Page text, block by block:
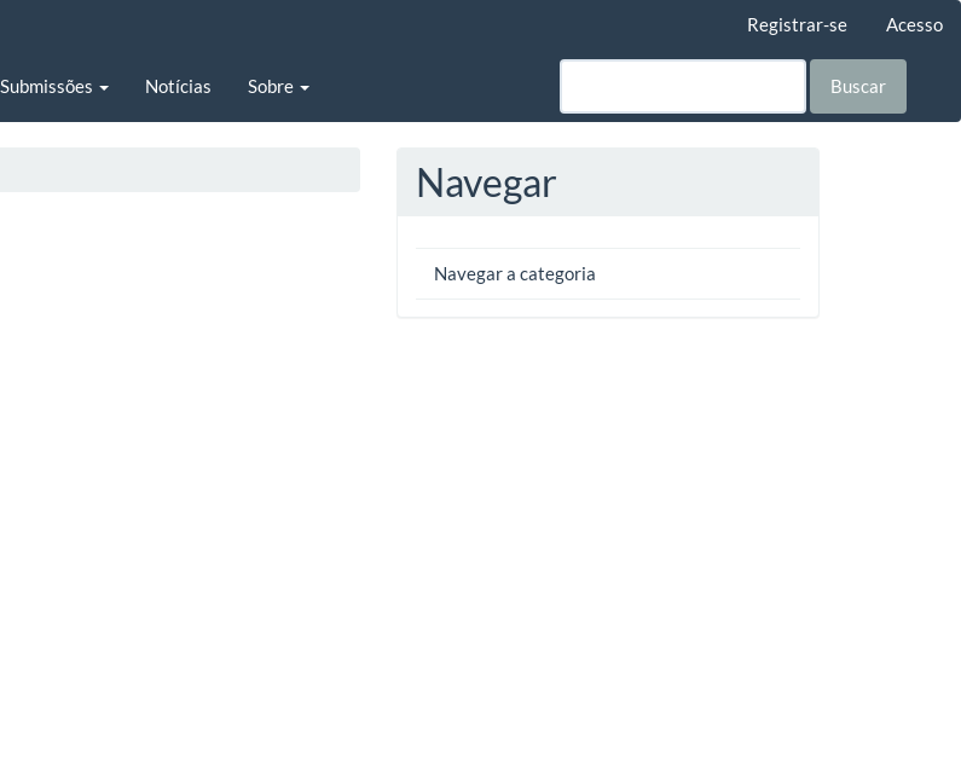
Registrar-se Acesso
Submissões Notícias Sobre Buscar
Navegar
Navegar a categoria